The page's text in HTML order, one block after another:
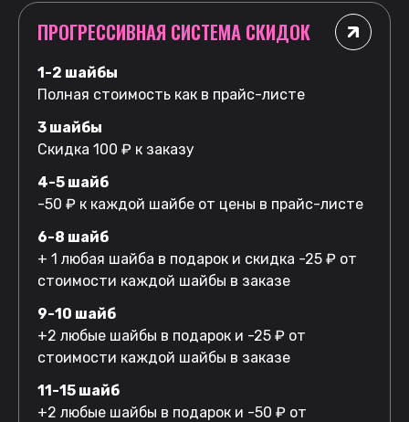
ПРОГРЕССИВНАЯ СИСТЕМА СКИДОК
1-2 шайбы
Полная стоимость как в прайс-листе
3 шайбы
Скидка 100 ₽ к заказу
4-5 шайб
-50 ₽ к каждой шайбе от цены в прайс-листе
6-8 шайб
+ 1 любая шайба в подарок и скидка -25 ₽ от
стоимости каждой шайбы в заказе
9-10 шайб
+2 любые шайбы в подарок и -25 ₽ от
стоимости каждой шайбы в заказе
11-15 шайб
+2 любые шайбы в подарок и -50 ₽ от